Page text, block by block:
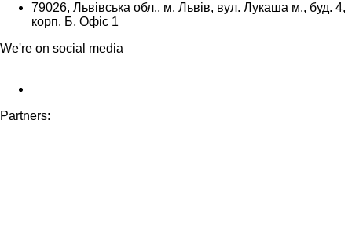
79026, Львівська обл., м. Львів, вул. Лукаша м., буд. 4,
корп. Б, Офіс 1
We're on social media
Partners: